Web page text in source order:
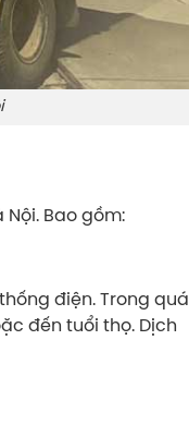
Nội. Bao gồm:
điện. Trong quá
đến tuổi thọ. Dịch